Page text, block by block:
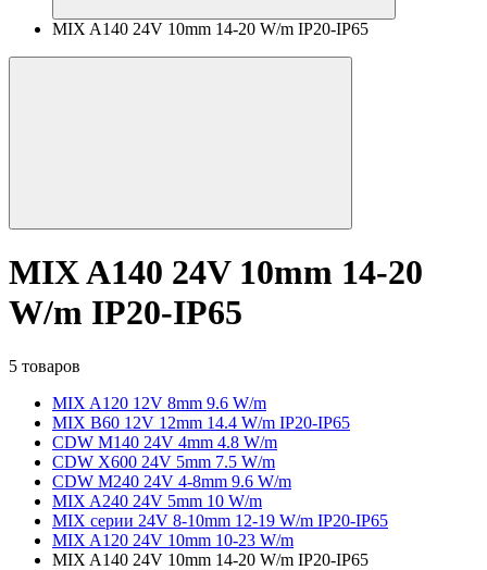
MIX A140 24V 10mm 14-20 W/m IP20-IP65
MIX A140 24V 10mm 14-20
W/m IP20-IP65
5 товаров
MIX A120 12V 8mm 9.6 W/m
MIX B60 12V 12mm 14.4 W/m IP20-IP65
CDW M140 24V 4mm 4.8 W/m
CDW X600 24V 5mm 7.5 W/m
CDW M240 24V 4-8mm 9.6 W/m
MIX A240 24V 5mm 10 W/m
MIX серии 24V 8-10mm 12-19 W/m IP20-IP65
MIX A120 24V 10mm 10-23 W/m
MIX A140 24V 10mm 14-20 W/m IP20-IP65